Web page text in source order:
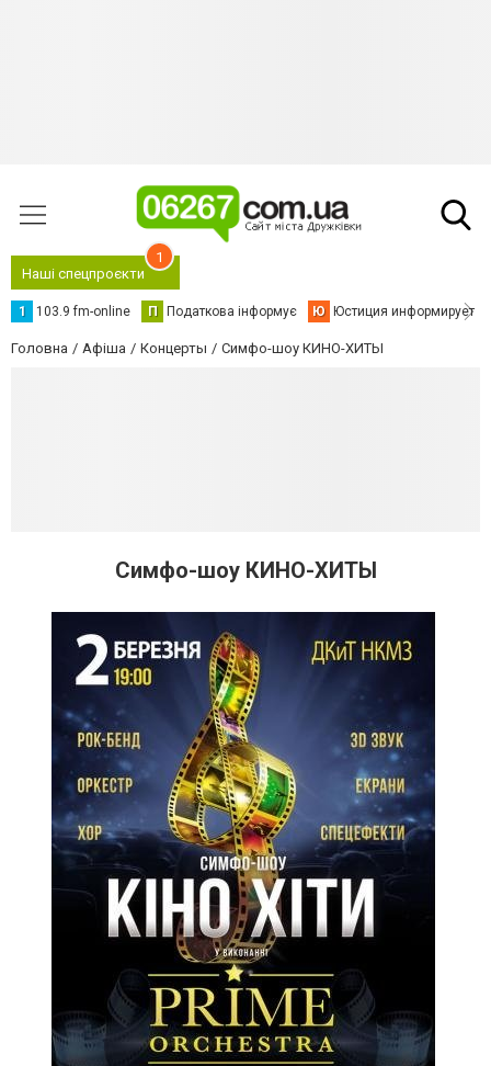
Наші спецпроєкти
1
1 103.9 fm-online П Податкова інформує Ю Юстиция информирует
Головна Афіша Концерты Симфо-шоу КИНО-ХИТЫ
Симфо-шоу КИНО-ХИТЫ